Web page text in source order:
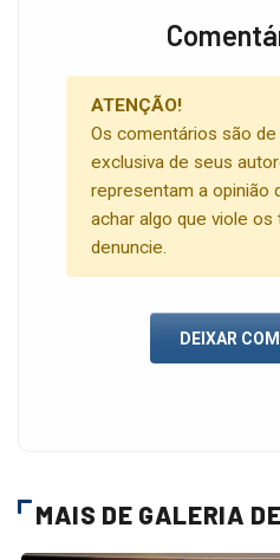
ATENÇÃO!
Os comentários são
exclusiva de seus
representam a opinião
achar algo que viole
denuncie.
DEIXAR
MAIS DE GALERIA